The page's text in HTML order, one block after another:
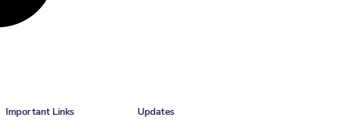
Important Links Updates